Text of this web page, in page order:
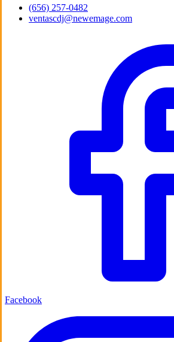
(656) 257-0482
ventascdj@newemage.com
Facebook